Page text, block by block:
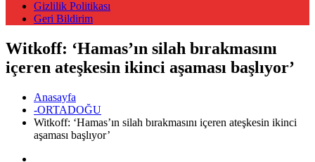
Gizlilik Politikası
Geri Bildirim
Witkoff: ‘Hamas’ın silah bırakmasını
içeren ateşkesin ikinci aşaması başlıyor’
Anasayfa
-ORTADOĞU
Witkoff: ‘Hamas’ın silah bırakmasını içeren ateşkesin ikinci
aşaması başlıyor’